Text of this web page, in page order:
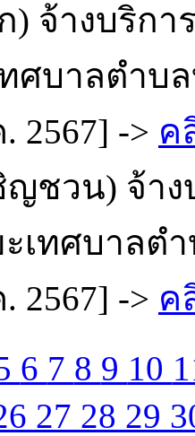
) จ้างบริก
ศบาลตำบล
2567] -> ค
ญชวน) จ้า
เทศบาลตำ
2567] -> ค
6 7 8 9 10
27 28 29